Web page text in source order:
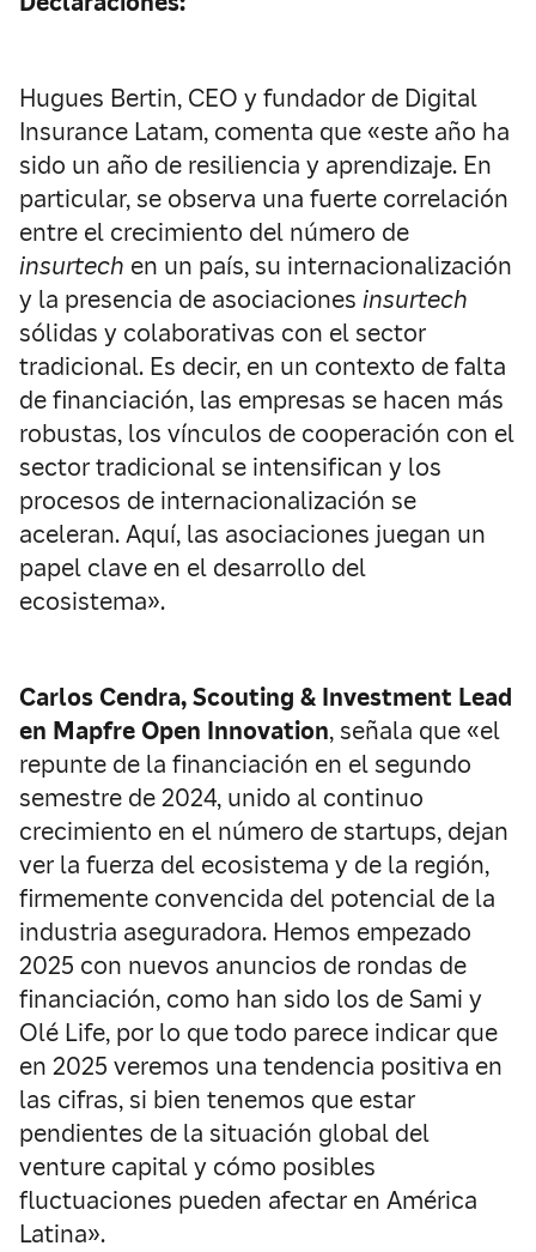
Hugues Bertin, CEO y fundador de Digital
Insurance Latam, comenta que «este año ha
sido un año de resiliencia y aprendizaje. En
particular, se observa una fuerte correlación
entre el crecimiento del número de
insurtech en un país, su internacionalización
y la presencia de asociaciones insurtech
sólidas y colaborativas con el sector
tradicional. Es decir, en un contexto de falta
de financiación, las empresas se hacen más
robustas, los vínculos de cooperación con el
sector tradicional se intensifican y los
procesos de internacionalización se
aceleran. Aquí, las asociaciones juegan un
papel clave en el desarrollo del
ecosistema».
Carlos Cendra, Scouting & Investment Lead
en Mapfre Open Innovation, señala que «el
repunte de la financiación en el segundo
semestre de 2024, unido al continuo
crecimiento en el número de startups, dejan
ver la fuerza del ecosistema y de la región,
firmemente convencida del potencial de la
industria aseguradora. Hemos empezado
2025 con nuevos anuncios de rondas de
financiación, como han sido los de Sami y
Olé Life, por lo que todo parece indicar que
en 2025 veremos una tendencia positiva en
las cifras, si bien tenemos que estar
pendientes de la situación global del
venture capital y cómo posibles
fluctuaciones pueden afectar en América
Latina».